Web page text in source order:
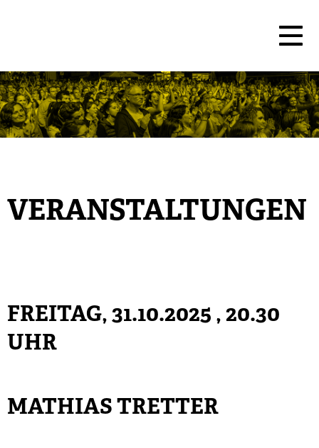
VERANSTALTUNGEN
FREITAG, 31.10.2025 , 20.30
UHR
MATHIAS TRETTER